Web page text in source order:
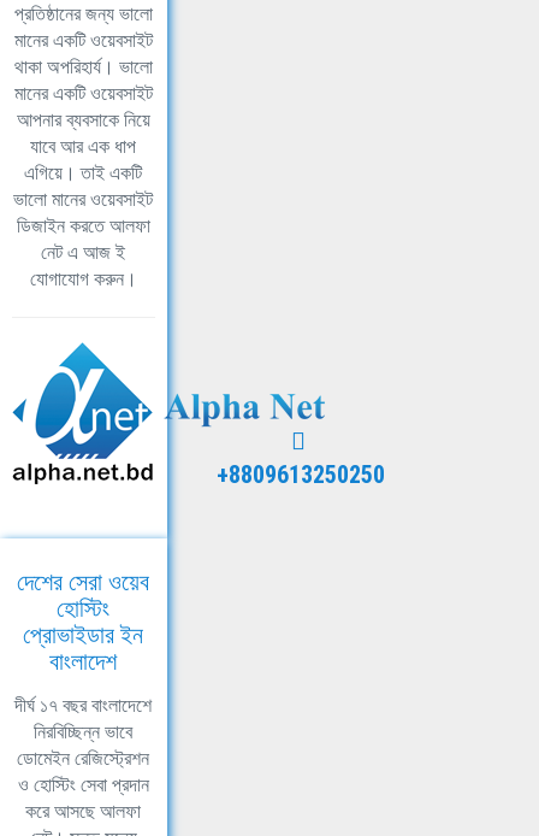
প্রতিষ্ঠানের জন্য ভালো
মানের একটি ওয়েবসাইট
থাকা অপরিহার্য। ভালো
মানের একটি ওয়েবসাইট
আপনার ব্যবসাকে নিয়ে
যাবে আর এক ধাপ
এগিয়ে। তাই একটি
ভালো মানের ওয়েবসাইট
ডিজাইন করতে আলফা
নেট এ আজ ই
যোগাযোগ করুন।
+8809613250250
দেশের সেরা ওয়েব
হোস্টিং
প্রোভাইডার ইন
বাংলাদেশ
দীর্ঘ ১৭ বছর বাংলাদেশে
নিরবিচ্ছিন্ন ভাবে
ডোমেইন রেজিস্ট্রেশন
ও হোস্টিং সেবা প্রদান
করে আসছে আলফা